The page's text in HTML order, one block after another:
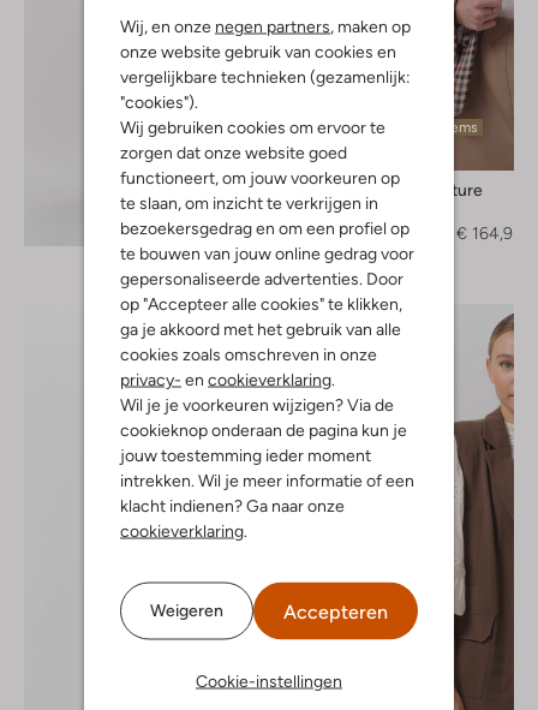
Wij, en onze negen partners , maken op
onze website gebruik van cookies en
vergelijkbare technieken (gezamenlijk:
"cookies").
Wij gebruiken cookies om ervoor te
zorgen dat onze website goed
functioneert, om jouw voorkeuren op
te slaan, om inzicht te verkrijgen in
bezoekersgedrag en om een profiel op
te bouwen van jouw online gedrag voor
gepersonaliseerde advertenties. Door
op "Accepteer alle cookies" te klikken,
ga je akkoord met het gebruik van alle
cookies zoals omschreven in onze
privacy- en cookieverklaring
Wil je je voorkeuren wijzigen? Via de
cookieknop onderaan de pagina kun je
jouw toestemming ieder moment
intrekken. Wil je meer informatie of een
klacht indienen? Ga naar onze
cookieverklaring
Weigeren Accepteren
Cookie-instellingen
Ontdek de look
Laatste items
Semicouture
€ 329,95
€ 164,95